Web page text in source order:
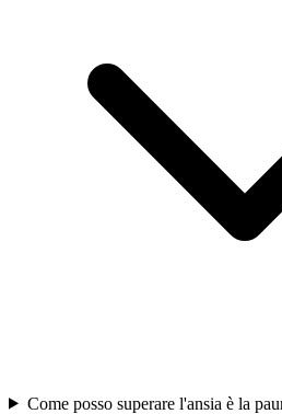
Come posso superare l'ansia è la